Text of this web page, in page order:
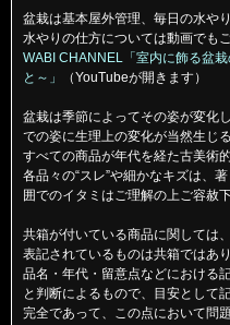
盆栽は基本屋外管理、毎日の水や
水やりの仕方については動画でも
WABI CHANNEL「室内に飾る盆
と～」
（YouTubeが開きます）
盆栽は季節によってその姿が変化
での姿に生理上の変化が当然生じ
すべての商品が年代を経た古美術
各品々の“スレ”や細かなキズは、
囲でのイタミはご理解の上ご容赦下
共箱が付いている商品に関しては
表記されているものは共箱ではあり
品名・年代・留意点などにおける
と判断によるもので、目安として
完全であって、この点において問